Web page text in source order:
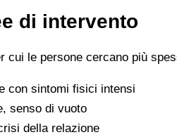
di intervento
cui le persone cercano più
con sintomi fisici intensi
senso di vuoto
della relazione